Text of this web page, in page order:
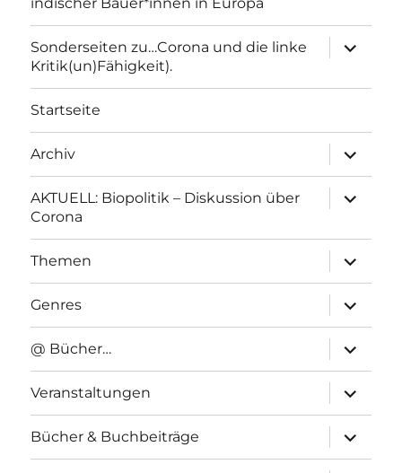
Sonderseiten zu…Corona und die linke
Kritik(un)Fähigkeit).
anzeigen
Startseite
Archiv
anzeigen
AKTUELL: Biopolitik – Diskussion über
Corona
anzeigen
Themen
anzeigen
Genres
anzeigen
@ Bücher…
anzeigen
Veranstaltungen
anzeigen
Bücher & Buchbeiträge
anzeigen